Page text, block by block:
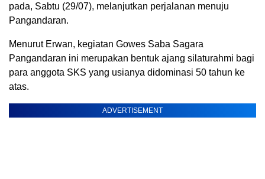
pada, Sabtu (29/07), melanjutkan perjalanan menuju
Pangandaran.
Menurut Erwan, kegiatan Gowes Saba Sagara
Pangandaran ini merupakan bentuk ajang silaturahmi bagi
para anggota SKS yang usianya didominasi 50 tahun ke
atas.
ADVERTISEMENT